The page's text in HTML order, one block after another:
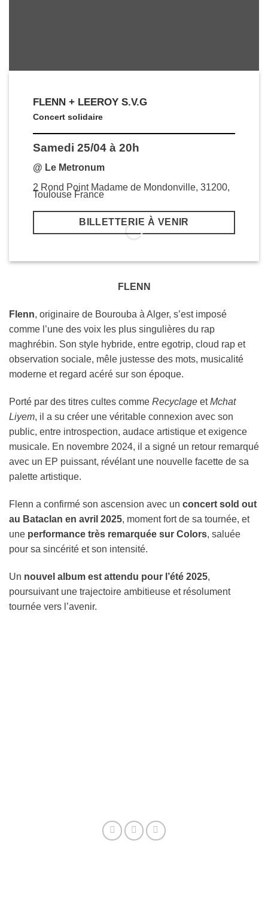
FLENN + LEEROY S.V.G
Concert solidaire
Samedi 25/04 à 20h
@ Le Metronum
2 Rond Point Madame de Mondonville, 31200,
Toulouse France
BILLETTERIE À VENIR
FLENN
Flenn, originaire de Bourouba à Alger, s’est imposé
comme l’une des voix les plus singulières du rap
maghrébin. Son style hybride, entre egotrip, cloud rap et
observation sociale, mêle justesse des mots, musicalité
moderne et regard acéré sur son époque.
Porté par des titres cultes comme Recyclage etMchat
Liyem, il a su créer une véritable connexion avec son
public, entre introspection, audace artistique et exigence
musicale. En novembre 2024, il a signé un retour remarqué
avec un EP puissant, révélant une nouvelle facette de sa
palette artistique.
Flenn a confirmé son ascension avec un concert sold out
au Bataclan en avril 2025, moment fort de sa tournée, et
une performance très remarquée sur Colors, saluée
pour sa sincérité et son intensité.
Un nouvel album est attendu pour l’été 2025,
poursuivant une trajectoire ambitieuse et résolument
tournée vers l’avenir.